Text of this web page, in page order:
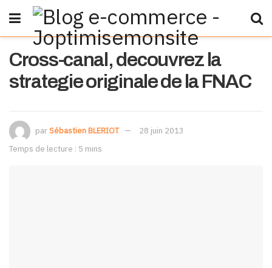
Cross-canal, decouvrez la
strategie originale de la FNAC
parSébastien BLERIOT
28 juin 2013
Temps de lecture : 5 mins